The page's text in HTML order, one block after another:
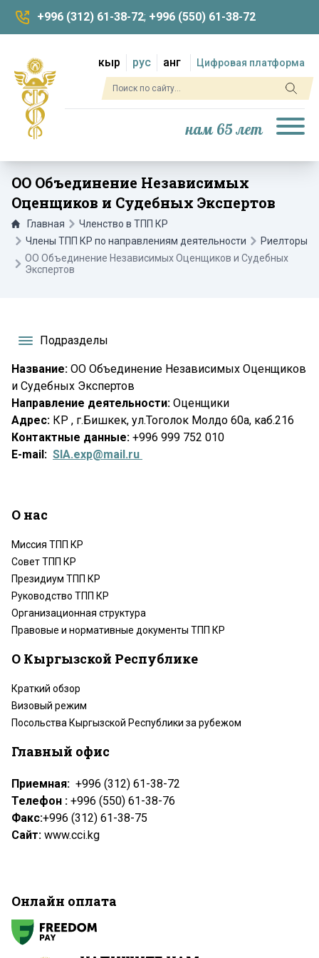
+996 (312) 61-38-72; +996 (550) 61-38-72
кыр рус анг Цифровая платформа
нам 65 лет
ОО Объединение Независимых
Оценщиков и Судебных Экспертов
Главная
Членство в ТПП КР
Члены ТПП КР по направлениям деятельности
Риелторы
ОО Объединение Независимых Оценщиков и Судебных
Экспертов
Подразделы
Название: ОО Объединение Независимых Оценщиков
и Судебных Экспертов
Направление деятельности: Оценщики
Адрес: КР , г.Бишкек, ул.Тоголок Молдо 60а, каб.216
Контактные данные: +996 999 752 010
Е-mail: SIA.exp@mail.ru
О нас
Миссия ТПП КР
Совет ТПП КР
Президиум ТПП КР
Руководство ТПП КР
Организационная структура
Правовые и нормативные документы ТПП КР
О Кыргызской Республике
Краткий обзор
Визовый режим
Посольства Кыргызской Республики за рубежом
Главный офис
Приемная: +996 (312) 61-38-72
Телефон : +996 (550) 61-38-76
Факс:+996 (312) 61-38-75
Сайт: www.cci.kg
Онлайн оплата